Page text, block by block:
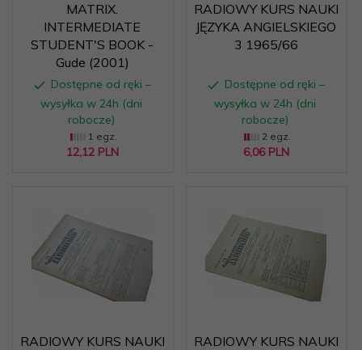
MATRIX.
INTERMEDIATE
STUDENT'S BOOK -
Gude (2001)
Dostępne od ręki –
wysyłka w 24h (dni
robocze)
1 egz.
12,12 PLN
RADIOWY KURS NAUKI
JĘZYKA ANGIELSKIEGO
3 1965/66
Dostępne od ręki –
wysyłka w 24h (dni
robocze)
2 egz.
6,06 PLN
RADIOWY KURS NAUKI
RADIOWY KURS NAUKI